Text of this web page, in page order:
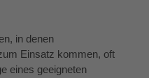
in denen
Einsatz kommen, oft
eines geeigneten